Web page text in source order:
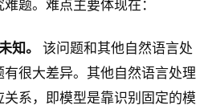
题。难点主要体现在：
知。
该问题和其他自然语言处
很大差异。其他自然语言处理
系，即模型是靠识别固定的模